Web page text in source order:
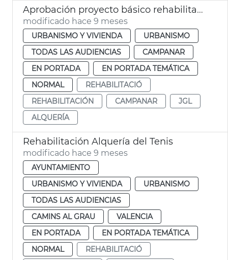
Aprobación proyecto básico rehabilitación Alquería de Campanario València
modificado hace 9 meses
URBANISMO Y VIVIENDA
URBANISMO
TODAS LAS AUDIENCIAS
CAMPANAR
EN PORTADA
EN PORTADA TEMÁTICA
NORMAL
REHABILITACIÓ
REHABILITACIÓN
CAMPANAR
JGL
ALQUERÍA
Rehabilitación Alquería del Tenis
modificado hace 9 meses
AYUNTAMIENTO
URBANISMO Y VIVIENDA
URBANISMO
TODAS LAS AUDIENCIAS
CAMINS AL GRAU
VALENCIA
EN PORTADA
EN PORTADA TEMÁTICA
NORMAL
REHABILITACIÓ